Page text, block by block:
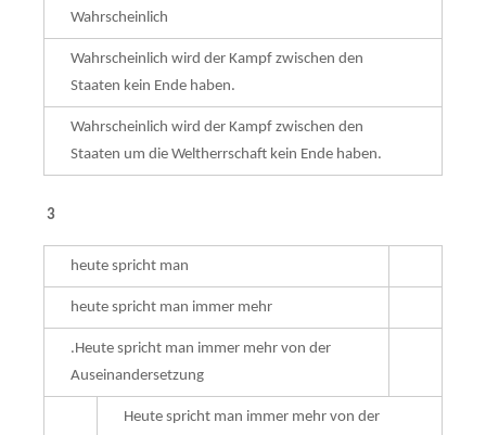
Wahrscheinlich
Wahrscheinlich wird der Kampf zwischen den
Staaten kein Ende haben.
Wahrscheinlich wird der Kampf zwischen den
Staaten um die Welt­herrschaft kein Ende haben.
3
heute spricht man
heute spricht man immer mehr
.Heute spricht man immer mehr von der
Auseinandersetzung
Heute spricht man immer mehr von der